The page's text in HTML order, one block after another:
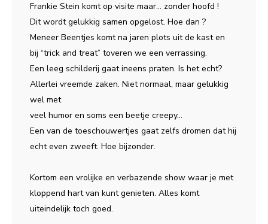
Frankie Stein komt op visite maar… zonder hoofd !
Dit wordt gelukkig samen opgelost. Hoe dan ?
Meneer Beentjes komt na jaren plots uit de kast en
bij “trick and treat” toveren we een verrassing.
Een leeg schilderij gaat ineens praten. Is het echt?
Allerlei vreemde zaken. Niet normaal, maar gelukkig
wel met
veel humor en soms een beetje creepy…
Een van de toeschouwertjes gaat zelfs dromen dat hij
echt even zweeft. Hoe bijzonder.
Kortom een vrolijke en verbazende show waar je met
kloppend hart van kunt genieten. Alles komt
uiteindelijk toch goed.